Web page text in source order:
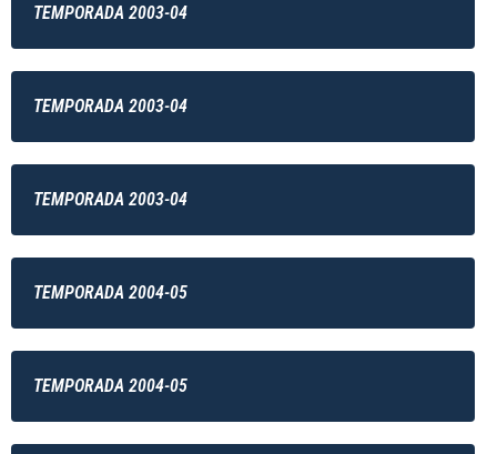
TEMPORADA 2003-04
TEMPORADA 2003-04
TEMPORADA 2003-04
TEMPORADA 2004-05
TEMPORADA 2004-05